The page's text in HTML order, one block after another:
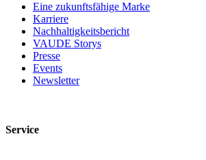
Eine zukunftsfähige Marke
Karriere
Nachhaltigkeitsbericht
VAUDE Storys
Presse
Events
Newsletter
Service